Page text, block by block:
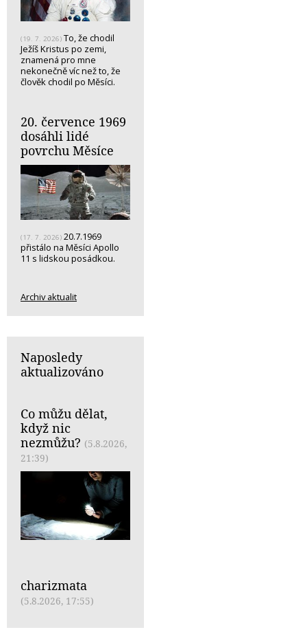
(19. 7. 2026) To, že chodil
Ježíš Kristus po zemi,
znamená pro mne
nekonečně víc než to, že
člověk chodil po Měsíci.
20. července 1969
dosáhli lidé
povrchu Měsíce
(17. 7. 2026) 20.7.1969
přistálo na Měsíci Apollo
11 s lidskou posádkou.
Archiv aktualit
Naposledy
aktualizováno
Co můžu dělat,
když nic
nezmůžu? (5.8.2026,
21:39)
charizmata
(5.8.2026, 17:55)